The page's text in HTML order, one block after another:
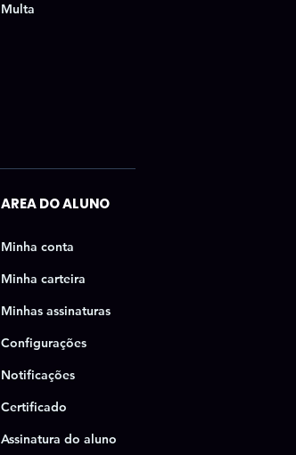
Multa
AREA DO ALUNO
Minha conta
Minha carteira
Minhas assinaturas
Configurações
Notificações
Certificado
Assinatura do aluno